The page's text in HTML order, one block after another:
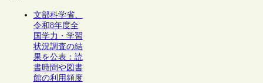
文部科学省、
令和8年度全
国学力・学習
状況調査の結
果を公表：読
書時間や図書
館の利用頻度